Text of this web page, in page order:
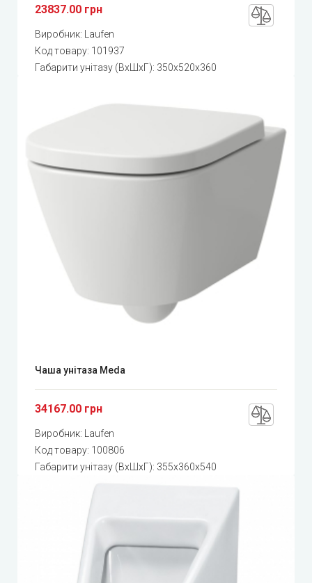
23837.00 грн
Виробник:
Laufen
Код товару: 101937
Габарити унітазу (ВхШхГ): 350x520x360
Чаша унітаза Meda
34167.00 грн
Виробник:
Laufen
Код товару: 100806
Габарити унітазу (ВхШхГ): 355x360x540